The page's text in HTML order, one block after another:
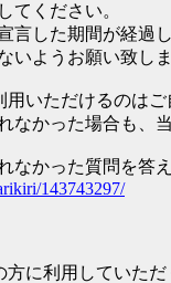
てください。
言した期間が経過
ようお願い致しま
いただけるのはご
なかった場合も、
なかった質問を答
143743297/
に利用していただ